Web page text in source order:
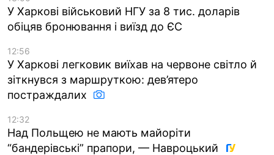
У Харкові військовий НГУ за 8 тис. доларів
обіцяв бронювання і виїзд до ЄС
12:56
У Харкові легковик виїхав на червоне світло й
зіткнувся з маршруткою: дев’ятеро
постраждалих
12:32
Над Польщею не мають майоріти
“бандерівські” прапори, — Навроцький